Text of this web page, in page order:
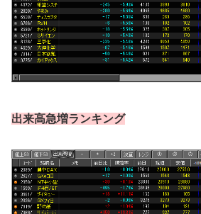
出来高急増ランキング